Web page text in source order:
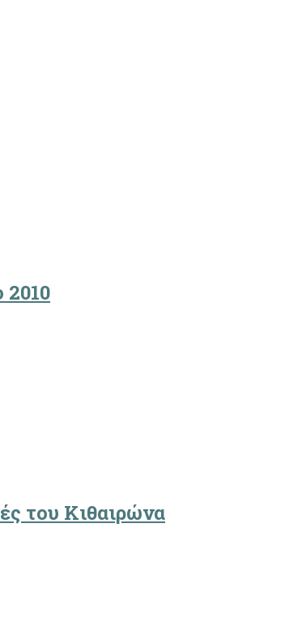
2010
του Κιθαιρώνα